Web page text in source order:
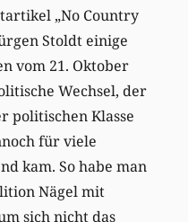
„No Country
Stoldt einige
vom 21. Oktober
Wechsel, der
politischen Klasse
für viele
kam. So habe man
Nägel mit
sich nicht das